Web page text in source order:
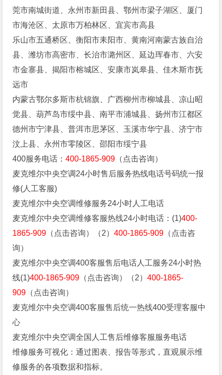
莞市南城街道、永州市新田县、鄂州市梁子湖区、厦门
市海沧区、太原市万柏林区、宜宾市高县
乐山市五通桥区、衡阳市耒阳市、黄南河南蒙古族自治
县、潍坊市高密市、长治市潞州区、延边珲春市、六安
市金寨县、揭阳市榕城区、安康市岚皋县、佳木斯市抚
远市
内蒙古鄂尔多斯市杭锦旗、广西柳州市柳城县、凉山昭
觉县、葫芦岛市绥中县、南平市浦城县、扬州市江都区
德州市宁津县、普洱市思茅区、玉溪市华宁县、济宁市
汶上县、永州市零陵区、邵阳市绥宁县
400服务电话：400-1865-909 （点击咨询）
麦克维尔中央空调24小时售后服务热线电话号码统一报
修(人工客服)
麦克维尔中央空调维修服务24小时人工电话
麦克维尔中央空调维修客服热线24小时电话：(1)400-
1865-909 （点击咨询）（2）400-1865-909 （点击咨
询）
麦克维尔中央空调400客服售后电话人工服务24小时热
线(1)400-1865-909 （点击咨询）（2）400-1865-
909 （点击咨询）
麦克维尔中央空调400客服售后统一热线400受理客服中
心
麦克维尔中央空调全国人工售后维修客服服务电话
维修服务可视化：通过图表、报告等形式，直观展示维
修服务的各项数据和指标。